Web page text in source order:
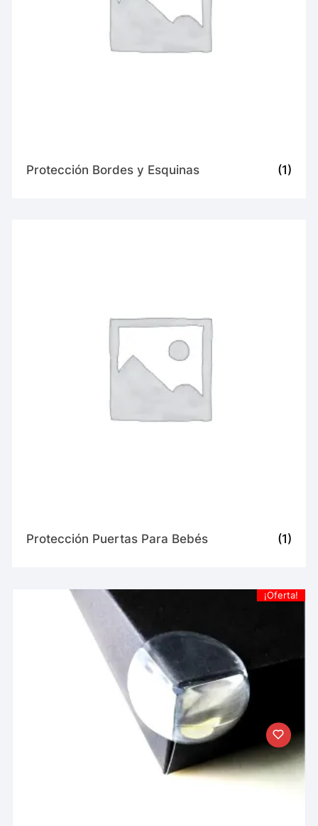
Protección Bordes y Esquinas (1)
Protección Puertas Para Bebés (1)
¡Oferta!